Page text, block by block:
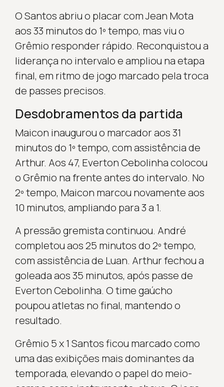
O Santos abriu o placar com Jean Mota
aos 33 minutos do 1º tempo, mas viu o
Grêmio responder rápido. Reconquistou a
liderança no intervalo e ampliou na etapa
final, em ritmo de jogo marcado pela troca
de passes precisos.
Desdobramentos da partida
Maicon inaugurou o marcador aos 31
minutos do 1º tempo, com assistência de
Arthur. Aos 47, Everton Cebolinha colocou
o Grêmio na frente antes do intervalo. No
2º tempo, Maicon marcou novamente aos
10 minutos, ampliando para 3 a 1.
A pressão gremista continuou. André
completou aos 25 minutos do 2º tempo,
com assistência de Luan. Arthur fechou a
goleada aos 35 minutos, após passe de
Everton Cebolinha. O time gaúcho
poupou atletas no final, mantendo o
resultado.
Grêmio 5 x 1 Santos ficou marcado como
uma das exibições mais dominantes da
temporada, elevando o papel do meio-